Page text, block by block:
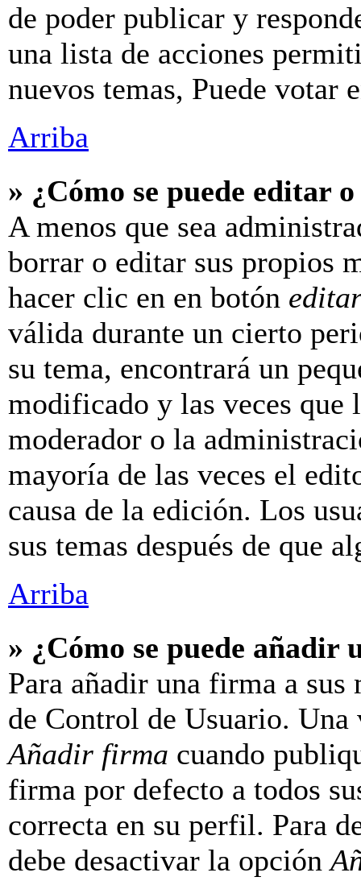
de poder publicar y
una lista de acciones
nuevos temas, Puede votar
Arriba
» ¿Cómo se puede editar
A menos que sea
borrar o editar sus propios
hacer clic en en botón
válida durante un cierto
su tema, encontrará un
modificado y las veces que
moderador o la
mayoría de las veces el
causa de la edición. Los
sus temas después de que
Arriba
» ¿Cómo se puede añadir
Para añadir una firma a sus
de Control de Usuario.
Añadir firma cuando
firma por defecto a todos
correcta en su perfil. Para
debe desactivar la opción